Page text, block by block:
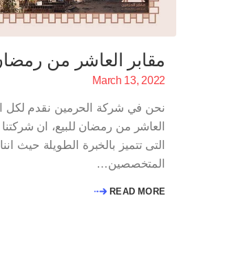
مقابر العاشر من
March 13, 2022
نحن في شركة الحرمين نقدم لكل
العاشر من رمضان للبيع، ان
التى تتميز بالخبرة الطويلة حيث
المتخصصين…
READ MORE